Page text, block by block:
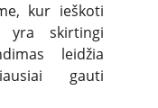
kur ieškoti
yra skirtingi
leidžia
gauti